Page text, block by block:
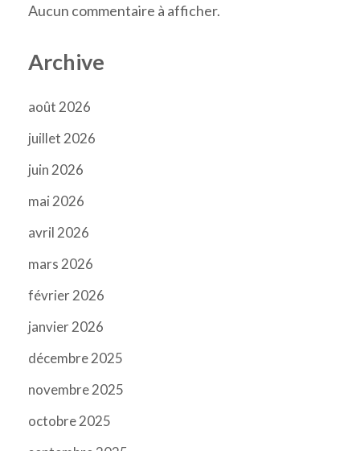
Aucun commentaire à afficher.
Archive
août 2026
juillet 2026
juin 2026
mai 2026
avril 2026
mars 2026
février 2026
janvier 2026
décembre 2025
novembre 2025
octobre 2025